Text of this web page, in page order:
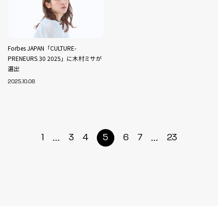
Forbes JAPAN「CULTURE-
PRENEURS 30 2025」に木村ミサが
選出
2025.10.08
1 ... 3 4 5 6 7 ... 23